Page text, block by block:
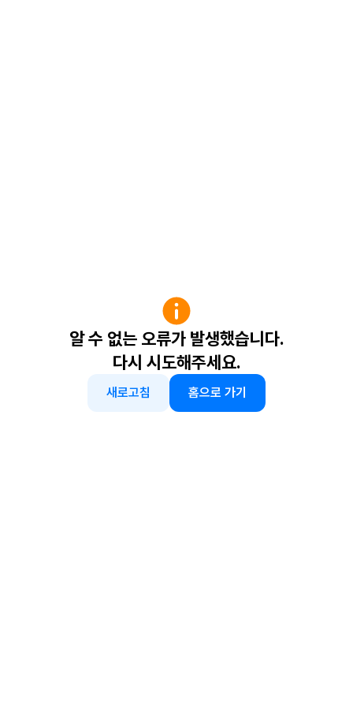
알 수 없는 오류가 발생했습니다.
다시 시도해주세요.
새로고침 홈으로 가기